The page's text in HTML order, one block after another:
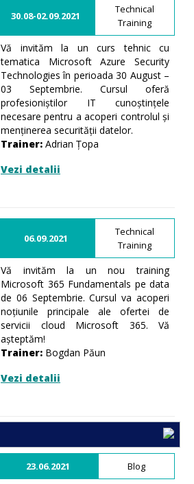
30.08-02.09.2021
Technical
Training
Vă invităm la un curs tehnic cu
tematica Microsoft Azure Security
Technologies în perioada 30 August –
03 Septembrie. Cursul oferă
profesioniștilor IT cunoștințele
necesare pentru a acoperi controlul și
menținerea securității datelor.
Trainer: Adrian Țopa
Vezi detalii
06.09.2021
Technical
Training
Vă invităm la un nou training
Microsoft 365 Fundamentals pe data
de 06 Septembrie. Cursul va acoperi
noțiunile principale ale ofertei de
servicii cloud Microsoft 365. Vă
așteptăm!
Trainer: Bogdan Păun
Vezi detalii
23.06.2021 Blog